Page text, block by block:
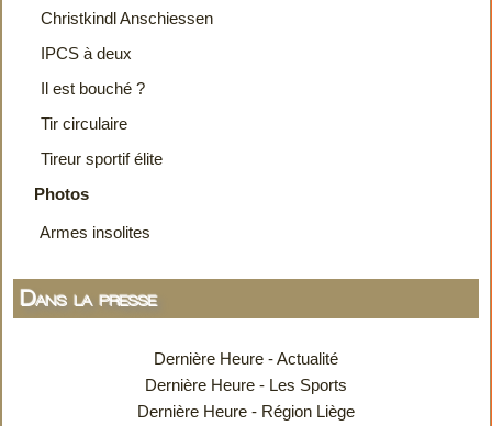
Christkindl Anschiessen
IPCS à deux
Il est bouché ?
Tir circulaire
Tireur sportif élite
Photos
Armes insolites
Dans la presse
Dernière Heure - Actualité
Dernière Heure - Les Sports
Dernière Heure - Région Liège